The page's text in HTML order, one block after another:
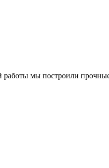
мы построили